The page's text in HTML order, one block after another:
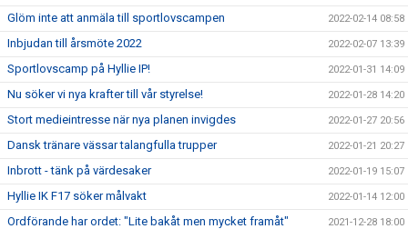
Glöm inte att anmäla till sportlovscampen 2022-02-14 08:58
Inbjudan till årsmöte 2022 2022-02-07 13:39
Sportlovscamp på Hyllie IP! 2022-01-31 14:09
Nu söker vi nya krafter till vår styrelse! 2022-01-28 14:20
Stort medieintresse när nya planen invigdes 2022-01-27 20:56
Dansk tränare vässar talangfulla trupper 2022-01-21 20:27
Inbrott - tänk på värdesaker 2022-01-19 15:07
Hyllie IK F17 söker målvakt 2022-01-14 12:00
Ordförande har ordet: "Lite bakåt men mycket framåt" 2021-12-28 18:00